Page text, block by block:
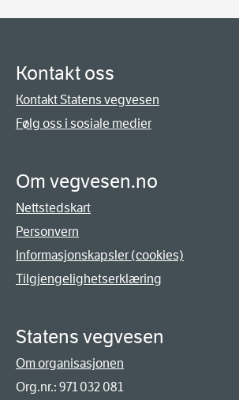
Kontakt oss
Kontakt Statens vegvesen
Følg oss i sosiale medier
Om vegvesen.no
Nettstedskart
Personvern
Informasjonskapsler (cookies)
Tilgjengelighetserklæring
Statens vegvesen
Om organisasjonen
Org.nr.: 971 032 081